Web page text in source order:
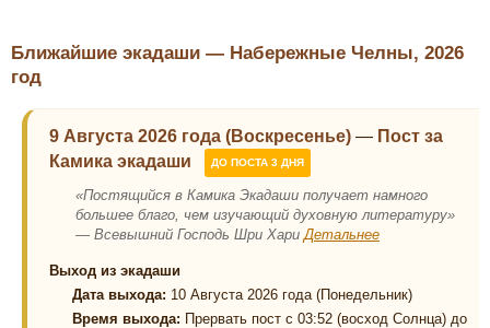
Ближайшие экадаши — Набережные Челны, 2026
год
9 Августа 2026 года (Воскресенье) — Пост за
Камика экадаши
ДО ПОСТА 3 ДНЯ
«Постящийся в Камика Экадаши получает намного
большее благо, чем изучающий духовную литературу»
— Всевышний Господь Шри ХариДетальнее
Выход из экадаши
Дата выхода: 10 Августа 2026 года (Понедельник)
Время выхода: Прервать пост с 03:52 (восход Солнца) до